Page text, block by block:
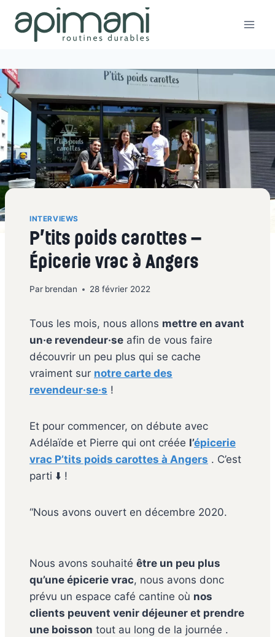
contenu
INTERVIEWS
P’tits poids carottes –
Épicerie vrac à Angers
Par brendan 28 février 2022
Tous les mois, nous allons mettre en avant
un·e revendeur·se afin de vous faire
découvrir un peu plus qui se cache
vraiment sur notre carte des
revendeur·se·s !
Et pour commencer, on débute avec
Adélaïde et Pierre qui ont créée l’épicerie
vrac P’tits poids carottes à Angers . C’est
parti ⬇️ !
“Nous avons ouvert en décembre 2020.
Nous avons souhaité être un peu plus
qu’une épicerie vrac, nous avons donc
prévu un espace café cantine où nos
clients peuvent venir déjeuner et prendre
une boisson tout au long de la journée .